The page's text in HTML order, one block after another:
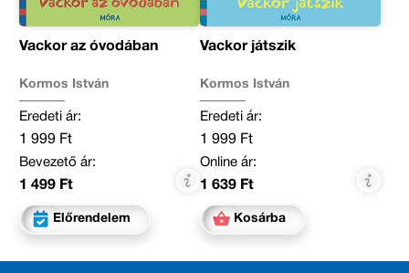
Vackor az óvodában
Kormos István
Eredeti ár:
1 999 Ft
Bevezető ár:
1 499 Ft
Előrendelem
Vackor játszik
Kormos István
Eredeti ár:
1 999 Ft
Online ár:
1 639 Ft
Kosárba